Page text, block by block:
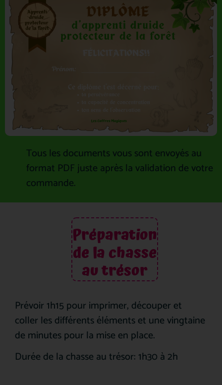
Tous les documents vous sont envoyés au
format PDF juste après la validation de votre
commande.
Préparation
de la chasse
au trésor
Prévoir 1h15 pour imprimer, découper et
coller les différents éléments et une vingtaine
de minutes pour la mise en place.
Durée de la chasse au trésor: 1h30 à 2h